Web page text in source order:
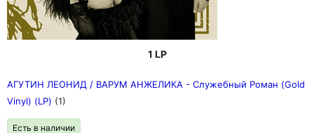
1 LP
АГУТИН ЛЕОНИД / ВАРУМ АНЖЕЛИКА - Служебный Роман (Gold
Vinyl) (LP) (1)
Есть в наличии